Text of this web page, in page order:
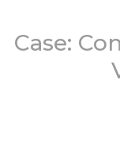
Case: